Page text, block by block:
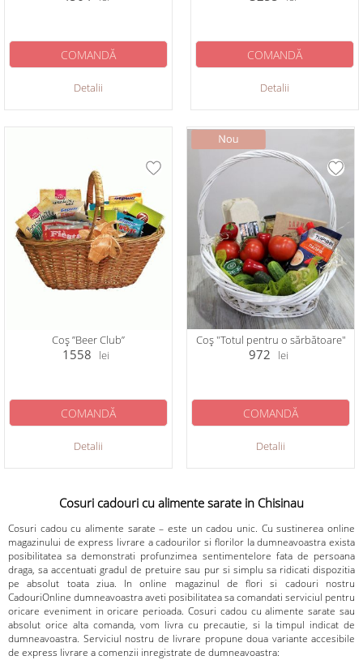
Detalii
COMANDĂ
Detalii
COMANDĂ
Coș ”Beer Club”
1558 lei
Detalii
COMANDĂ
Coș "Totul pentru o sărbătoare"
972 lei
Detalii
COMANDĂ
Cosuri cadouri cu alimente sarate in Chisinau
Cosuri cadou cu alimente sarate – este un cadou unic. Cu sustinerea online
magazinului de express livrare a cadourilor si florilor la dumneavoastra exista
posibilitatea sa demonstrati profunzimea sentimentelore fata de persoana
draga, sa accentuati gradul de pretuire sau pur si simplu sa ridicati dispozitia
pe absolut toata ziua. In online magazinul de flori si cadouri nostru
CadouriOnline dumneavoastra aveti posibilitatea sa comandati serviciul pentru
oricare eveniment in oricare perioada. Cosuri cadou cu alimente sarate sau
absolut orice alta comanda, vom livra cu precautie, si la timpul indicat de
dumneavoastra. Serviciul nostru de livrare propune doua variante accesibile
de express livrare a comenzii inregistrate de dumneavoastra: